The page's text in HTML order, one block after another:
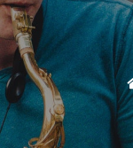
R
N
A
V
I
G